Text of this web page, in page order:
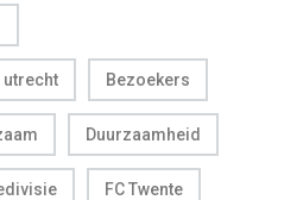
utrecht Bezoekers
Duurzaamheid
FC Twente